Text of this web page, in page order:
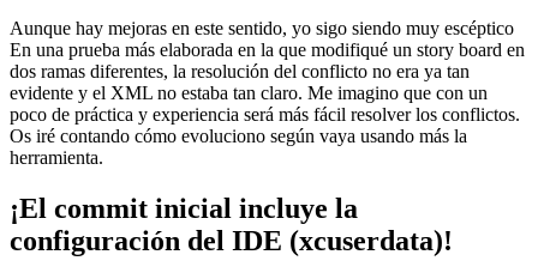
Aunque hay mejoras en este sentido, yo sigo siendo muy escéptico
En una prueba más elaborada en la que modifiqué un story board en
dos ramas diferentes, la resolución del conflicto no era ya tan
evidente y el XML no estaba tan claro. Me imagino que con un
poco de práctica y experiencia será más fácil resolver los conflictos.
Os iré contando cómo evoluciono según vaya usando más la
herramienta.
¡El commit inicial incluye la
configuración del IDE (xcuserdata)!